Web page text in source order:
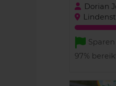
Dorian
Sparen
97%